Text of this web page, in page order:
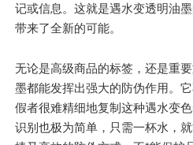
记或信息。这就是遇水变透明油
带来了全新的可能。
无论是高级商品的标签，还是重
墨都能发挥出强大的防伪作用。
假者很难精细地复制这种遇水变
识别也极为简单，只需一杯水，